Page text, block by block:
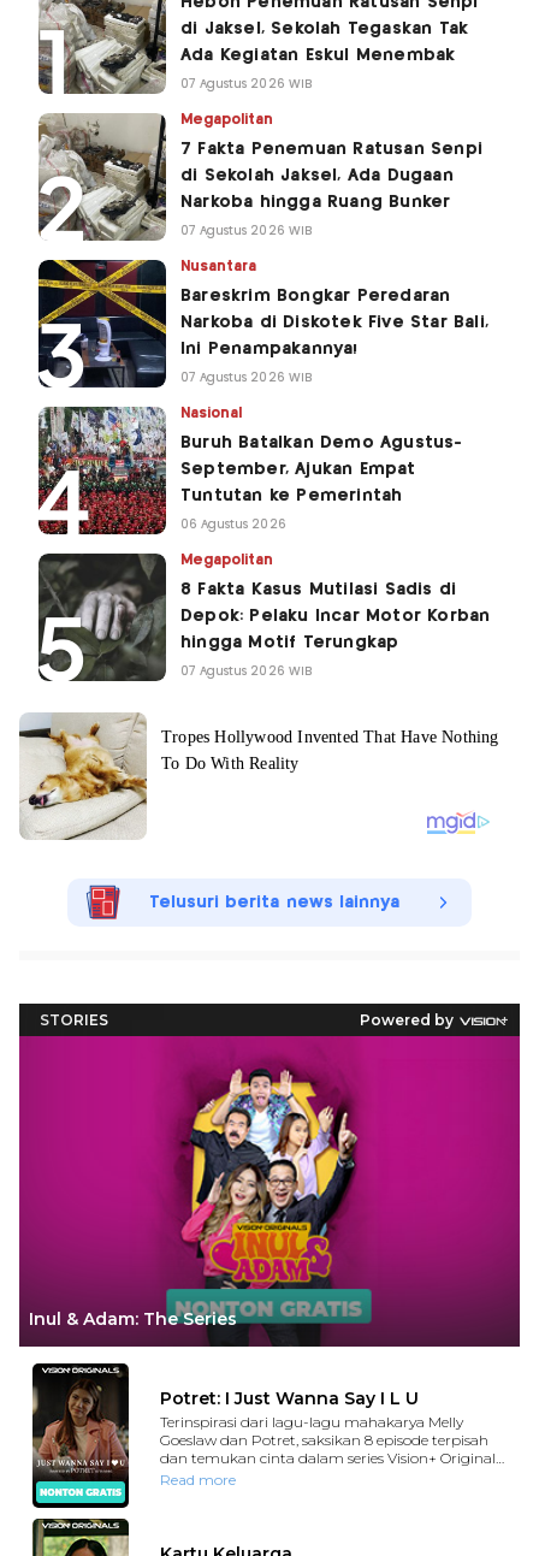
di Jaksel, Sekolah Tegaskan Tak
Ada Kegiatan Eskul Menembak
07 Agustus 2026 WIB
Megapolitan
7 Fakta Penemuan Ratusan Senpi
di Sekolah Jaksel, Ada Dugaan
Narkoba hingga Ruang Bunker
07 Agustus 2026 WIB
Nusantara
Bareskrim Bongkar Peredaran
Narkoba di Diskotek Five Star Bali,
Ini Penampakannya!
07 Agustus 2026 WIB
Nasional
Buruh Batalkan Demo Agustus-
September, Ajukan Empat
Tuntutan ke Pemerintah
06 Agustus 2026
Megapolitan
8 Fakta Kasus Mutilasi Sadis di
Depok: Pelaku Incar Motor Korban
hingga Motif Terungkap
07 Agustus 2026 WIB
Telusuri berita news lainnya